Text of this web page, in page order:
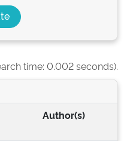
time: 0.002 seconds).
Author(s)